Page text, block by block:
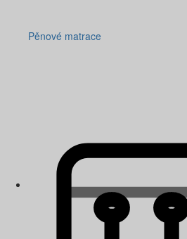
Pěnové matrace